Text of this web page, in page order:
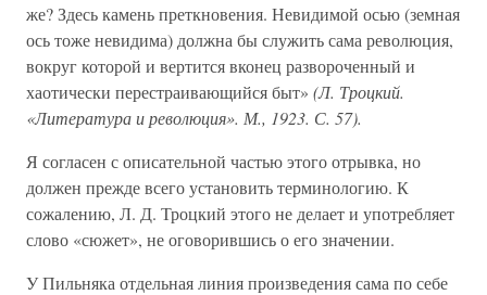
же? Здесь камень преткновения. Невидимой осью (земная
ось тоже невидима) должна бы служить сама революция,
вокруг которой и вертится вконец развороченный и
хаотически перестраивающийся быт» (Л. Троцкий.
«Литература и революция». М., 1923. С. 57).
Я согласен с описательной частью этого отрывка, но
должен прежде всего установить терминологию. К
сожалению, Л. Д. Троцкий этого не делает и употребляет
слово «сюжет», не оговорившись о его значении.
У Пильняка отдельная линия произведения сама по себе